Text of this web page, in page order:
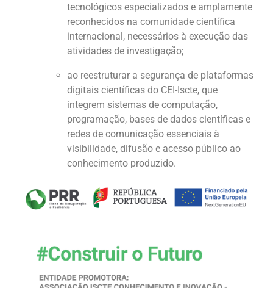
tecnológicos especializados e amplamente
reconhecidos na comunidade científica
internacional, necessários à execução das
atividades de investigação;
ao reestruturar a segurança de plataformas
digitais científicas do CEI-Iscte, que
integrem sistemas de computação,
programação, bases de dados científicas e
redes de comunicação essenciais à
visibilidade, difusão e acesso público ao
conhecimento produzido.